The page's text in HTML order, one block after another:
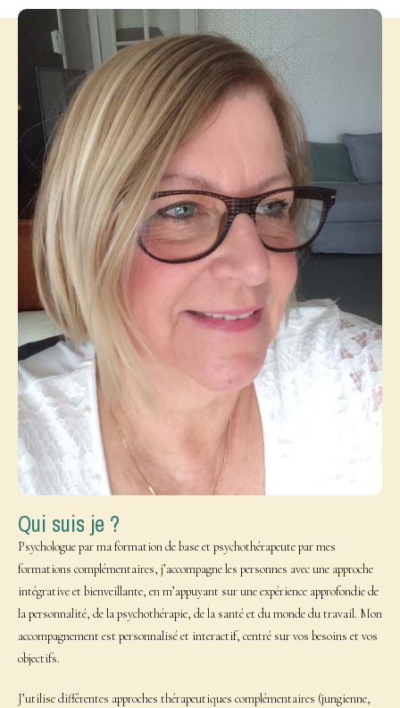
Qui suis je ?
Psychologue par ma formation de base et psychothérapeute par mes
formations complémentaires, j’accompagne les personnes avec une approche
intégrative et bienveillante, en m’appuyant sur une expérience approfondie de
la personnalité, de la psychothérapie, de la santé et du monde du travail. Mon
accompagnement est personnalisé et interactif, centré sur vos besoins et vos
objectifs.
J’utilise différentes approches thérapeutiques complémentaires (jungienne,